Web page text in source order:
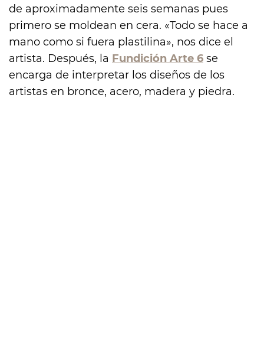
de aproximadamente seis semanas pues
primero se moldean en cera. «Todo se hace a
mano como si fuera plastilina», nos dice el
artista. Después, la Fundición Arte 6 se
encarga de interpretar los diseños de los
artistas en bronce, acero, madera y piedra.